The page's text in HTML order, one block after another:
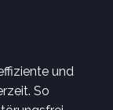
und
So